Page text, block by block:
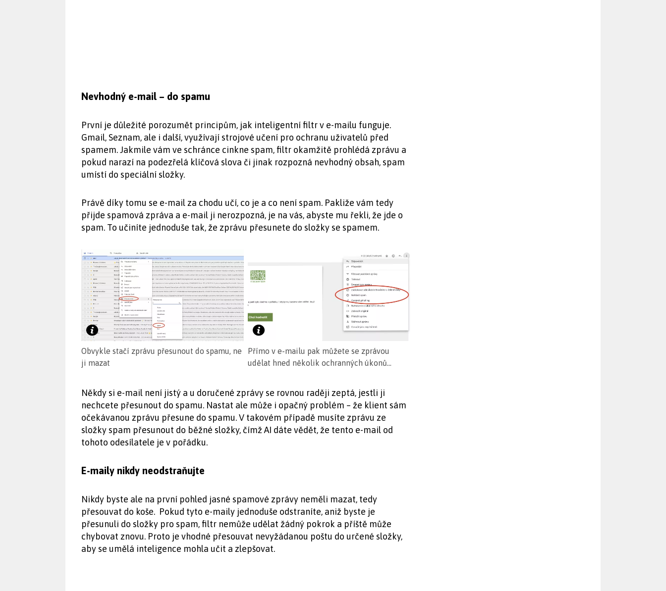
Nevhodný e-mail – do spamu
První je důležité porozumět principům, jak inteligentní filtr v e-mailu funguje.
Gmail, Seznam, ale i další, využívají strojové učení pro ochranu uživatelů před
spamem. Jakmile vám ve schránce cinkne spam, filtr okamžitě prohlédá zprávu a
pokud narazí na podezřelá klíčová slova či jinak rozpozná nevhodný obsah, spam
umístí do speciální složky.
Právě díky tomu se e-mail za chodu učí, co je a co není spam. Pakliže vám tedy
přijde spamová zpráva a e-mail ji nerozpozná, je na vás, abyste mu řekli, že jde o
spam. To učiníte jednoduše tak, že zprávu přesunete do složky se spamem.
Obvykle stačí zprávu přesunout do spamu, ne
ji mazat
Přímo v e-mailu pak můžete se zprávou
udělat hned několik ochranných úkonů…
Někdy si e-mail není jistý a u doručené zprávy se rovnou raději zeptá, jestli ji
nechcete přesunout do spamu. Nastat ale může i opačný problém – že klient sám
očekávanou zprávu přesune do spamu. V takovém případě musíte zprávu ze
složky spam přesunout do běžné složky, čímž AI dáte vědět, že tento e-mail od
tohoto odesílatele je v pořádku.
E-maily nikdy neodstraňujte
Nikdy byste ale na první pohled jasné spamové zprávy neměli mazat, tedy
přesouvat do koše. Pokud tyto e-maily jednoduše odstraníte, aniž byste je
přesunuli do složky pro spam, filtr nemůže udělat žádný pokrok a příště může
chybovat znovu. Proto je vhodné přesouvat nevyžádanou poštu do určené složky,
aby se umělá inteligence mohla učit a zlepšovat.